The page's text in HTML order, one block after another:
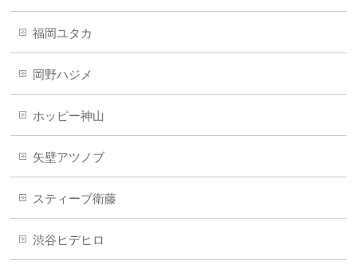
福岡ユタカ
岡野ハジメ
ホッピー神山
矢壁アツノブ
スティーブ衛藤
渋谷ヒデヒロ